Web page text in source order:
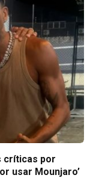
críticas por
usar Mounjaro’